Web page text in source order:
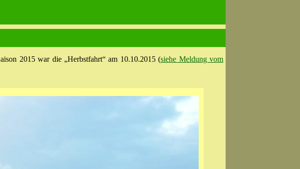
2015 war die „Herbstfahrt“ am 10.10.2015 (siehe Meldung vom